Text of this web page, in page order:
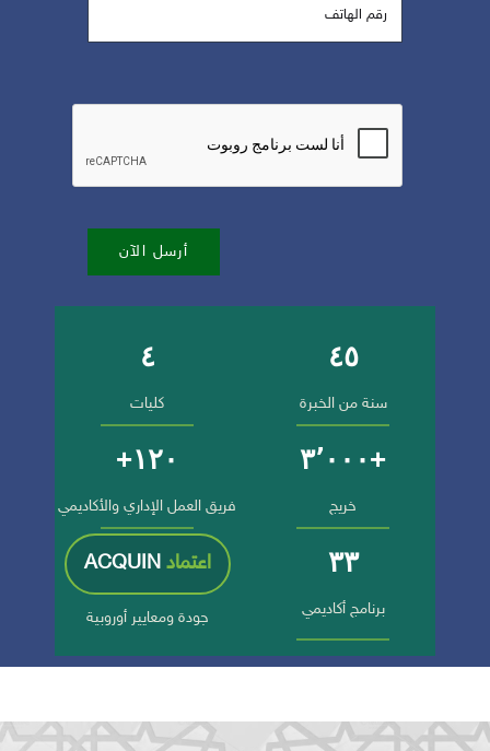
أرسل الآن
أرقام وإنجازات الجامعة
٤٥
سنة من الخبرة
٤
كليات
+٣٬٠٠٠
خريج
١٢٠+
فريق العمل الإداري والأكاديمي
٣٣
برنامج أكاديمي
اعتمادACQUIN
جودة ومعايير أوروبية